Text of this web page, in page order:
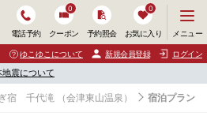
電話予約 クーポン
0
予約照会 お気に入り
0
ニ
ュ
ー
開
く
メニュー
ゆこゆこについて 新規会員登録 ログイン
震について
宿 千代滝 （会津東山温泉） 宿泊プラン